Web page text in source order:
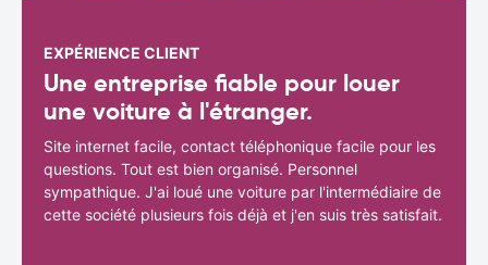
EXPÉRIENCE CLIENT
Une entreprise fiable pour louer
une voiture à l'étranger.
Site internet facile, contact téléphonique facile pour les
questions. Tout est bien organisé. Personnel
sympathique. J'ai loué une voiture par l'intermédiaire de
cette société plusieurs fois déjà et j'en suis très satisfait.